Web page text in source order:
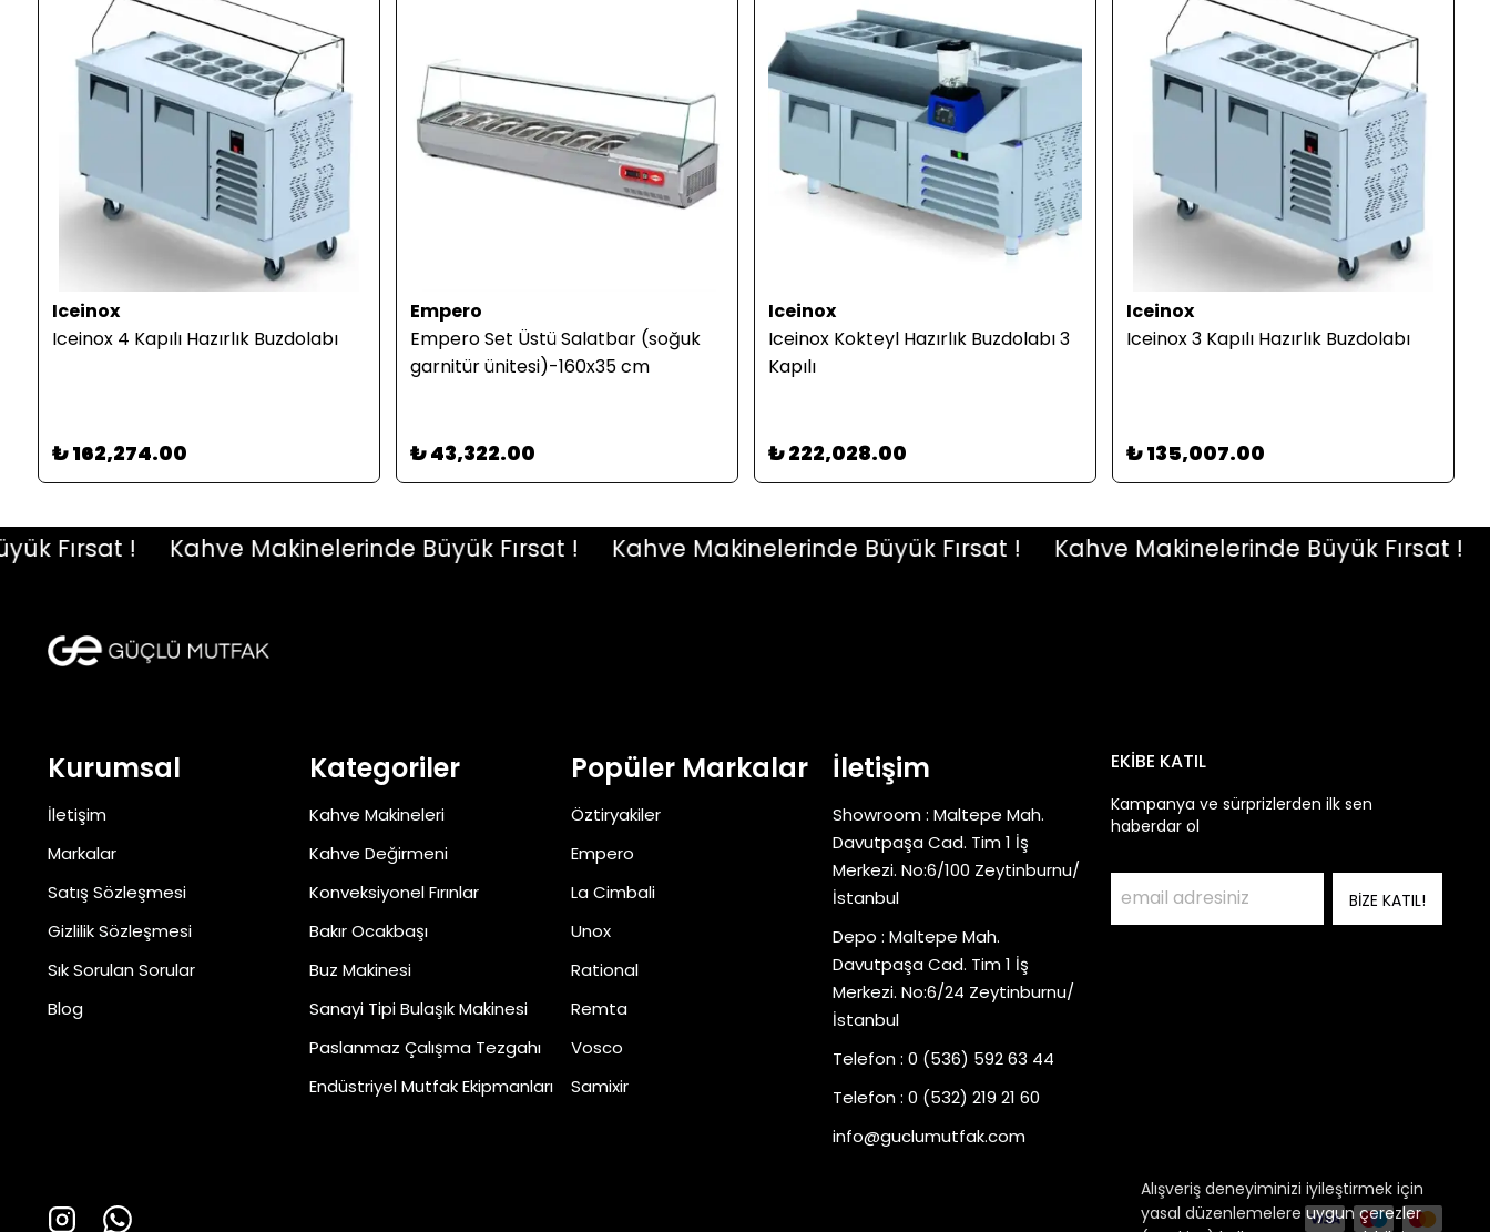
Alışveriş deneyiminizi iyileştirmek için
yasal düzenlemelere uygun çerezler
Iceinox
Iceinox 4 Kapılı Hazırlık Buzdolabı
₺ 162,274.00
Empero
Empero Set Üstü Salatbar (soğuk
garnitür ünitesi)-160x35 cm
₺ 43,322.00
Iceinox
Iceinox Kokteyl Hazırlık Buzdolabı 3
Kapılı
₺ 222,028.00
Iceinox
Iceinox 3 Kapılı Hazırlık Buzdolabı
₺ 135,007.00
! Kahve Makinelerinde Büyük Fırsat ! Kahve Makinelerinde Büyük Fırsat ! Kahve Makinelerinde Büyük Fırsat !
Kurumsal
İletişim
Markalar
Satış Sözleşmesi
Gizlilik Sözleşmesi
Sık Sorulan Sorular
Blog
Kategoriler
Kahve Makineleri
Kahve Değirmeni
Konveksiyonel Fırınlar
Bakır Ocakbaşı
Buz Makinesi
Sanayi Tipi Bulaşık Makinesi
Paslanmaz Çalışma Tezgahı
Endüstriyel Mutfak Ekipmanları
Popüler Markalar
Öztiryakiler
Empero
La Cimbali
Unox
Rational
Remta
Vosco
Samixir
İletişim
Showroom : Maltepe Mah.
Davutpaşa Cad. Tim 1 İş
Merkezi. No:6/100 Zeytinburnu/
İstanbul
Depo : Maltepe Mah.
Davutpaşa Cad. Tim 1 İş
Merkezi. No:6/24 Zeytinburnu/
İstanbul
Telefon : 0 (536) 592 63 44
Telefon : 0 (532) 219 21 60
info@guclumutfak.com
EKİBE KATIL
Kampanya ve sürprizlerden ilk sen
haberdar ol
BİZE KATIL!